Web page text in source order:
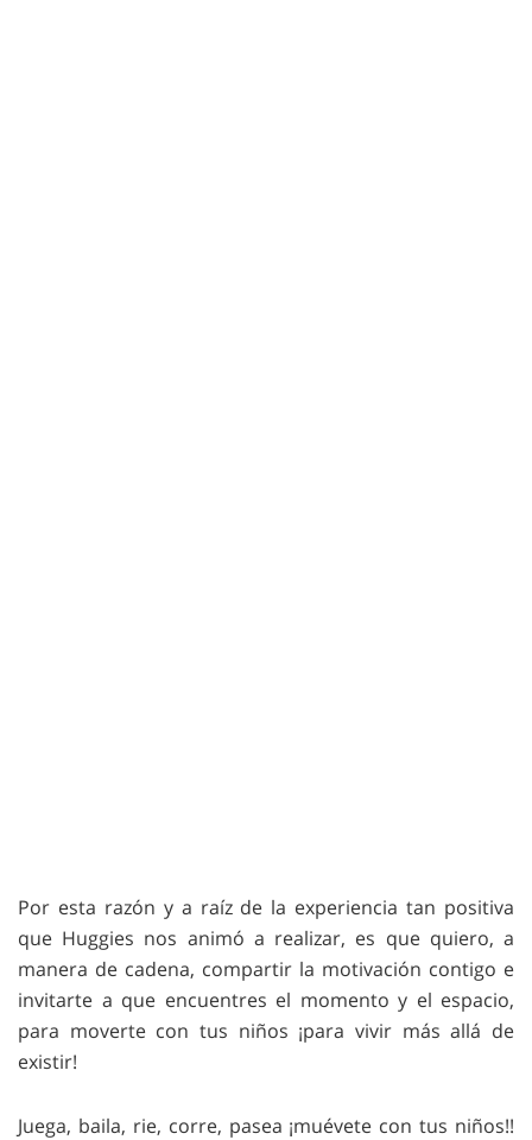
Por esta razón y a raíz de la experiencia tan positiva
que Huggies nos animó a realizar, es que quiero, a
manera de cadena, compartir la motivación contigo e
invitarte a que encuentres el momento y el espacio,
para moverte con tus niños ¡para vivir más allá de
existir!
Juega, baila, rie, corre, pasea ¡muévete con tus niños!!